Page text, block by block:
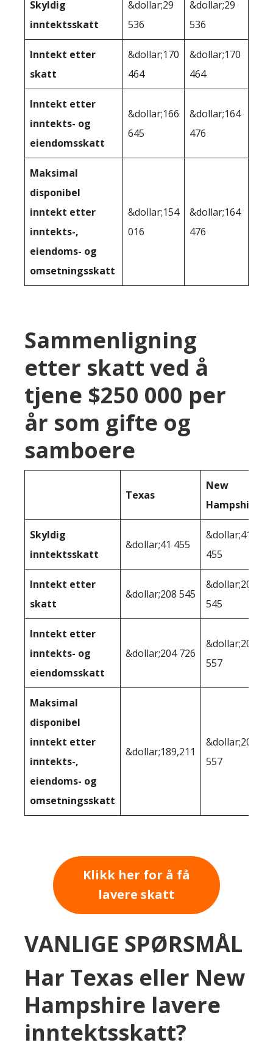
Skyldig
inntektsskatt
&dollar;29
536
&dollar;29
536
Inntekt etter
skatt
&dollar;170
464
&dollar;170
464
Inntekt etter
inntekts- og
eiendomsskatt
&dollar;166
645
&dollar;164
476
Maksimal
disponibel
inntekt etter
inntekts-,
eiendoms- og
omsetningsskatt
&dollar;154
016
&dollar;164
476
Sammenligning
etter skatt ved å
tjene $250 000 per
år som gifte og
samboere
Texas
New
Hampshire
Skyldig
inntektsskatt
&dollar;41 455
&dollar;41
455
Inntekt etter
skatt
&dollar;208 545
&dollar;208
545
Inntekt etter
inntekts- og
eiendomsskatt
&dollar;204 726
&dollar;202
557
Maksimal
disponibel
inntekt etter
inntekts-,
eiendoms- og
omsetningsskatt
&dollar;189,211
&dollar;202
557
Klikk her for å få
lavere skatt
VANLIGE SPØRSMÅL
Har Texas eller New
Hampshire lavere
inntektsskatt?